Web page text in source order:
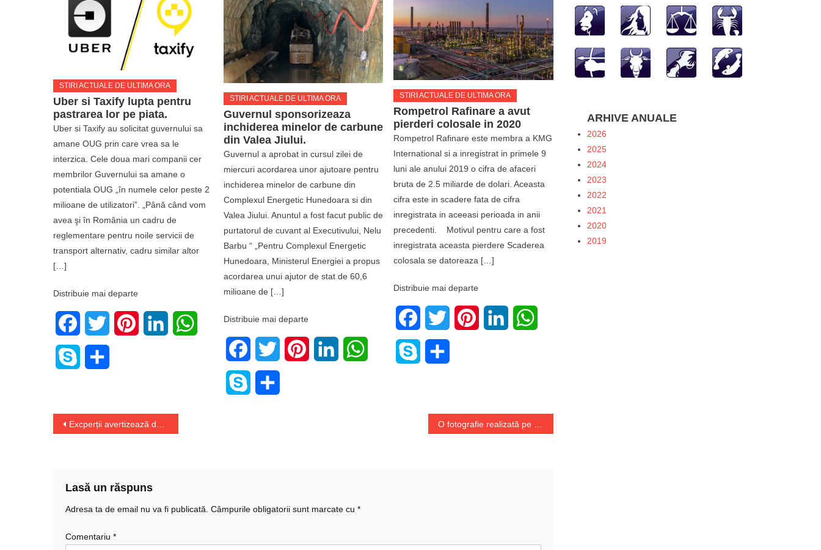
STIRI ACTUALE DE ULTIMA ORA
Uber si Taxify lupta pentru
pastrarea lor pe piata.
Uber si Taxify au solicitat guvernului sa
amane OUG prin care vrea sa le
interzica. Cele doua mari companii cer
membrilor Guvernului sa amane o
potentiala OUG „în numele celor peste 2
milioane de utilizatori”. „Până când vom
avea şi în România un cadru de
reglementare pentru noile servicii de
transport alternativ, cadru similar altor
[…]
Distribuie mai departe
FacebookTwitter PinterestLinkedIn WhatsApp
Skype
STIRI ACTUALE DE ULTIMA ORA
Guvernul sponsorizeaza
inchiderea minelor de carbune
din Valea Jiului.
Guvernul a aprobat in cursul zilei de
miercuri acordarea unor ajutoare pentru
inchiderea minelor de carbune din
Complexul Energetic Hunedoara si din
Valea Jiului. Anuntul a fost facut public de
purtatorul de cuvant al Executivului, Nelu
Barbu “ „Pentru Complexul Energetic
Hunedoara, Ministerul Energiei a propus
acordarea unui ajutor de stat de 60,6
milioane de […]
Distribuie mai departe
FacebookTwitter PinterestLinkedIn WhatsApp
Skype
STIRI ACTUALE DE ULTIMA ORA
Rompetrol Rafinare a avut
pierderi colosale in 2020
Rompetrol Rafinare este membra a KMG
International si a inregistrat in primele 9
luni ale anului 2019 o cifra de afaceri
bruta de 2.5 miliarde de dolari. Aceasta
cifra este in scadere fata de cifra
inregistrata in aceeasi perioada in anii
precedenti. Motivul pentru care a fost
inregistrata aceasta pierdere Scaderea
colosala se datoreaza […]
Distribuie mai departe
FacebookTwitter PinterestLinkedIn
Skype
Navigare
Excperții avertizează despre site-uri web suspecte
Lasă un răspuns
Adresa ta de email nu va fi publicată. Câmpurile obligatorii sunt marcate cu *
Comentariu *
ARHIVE ANUALE
2026
2025
2024
2023
2022
2021
2020
2019